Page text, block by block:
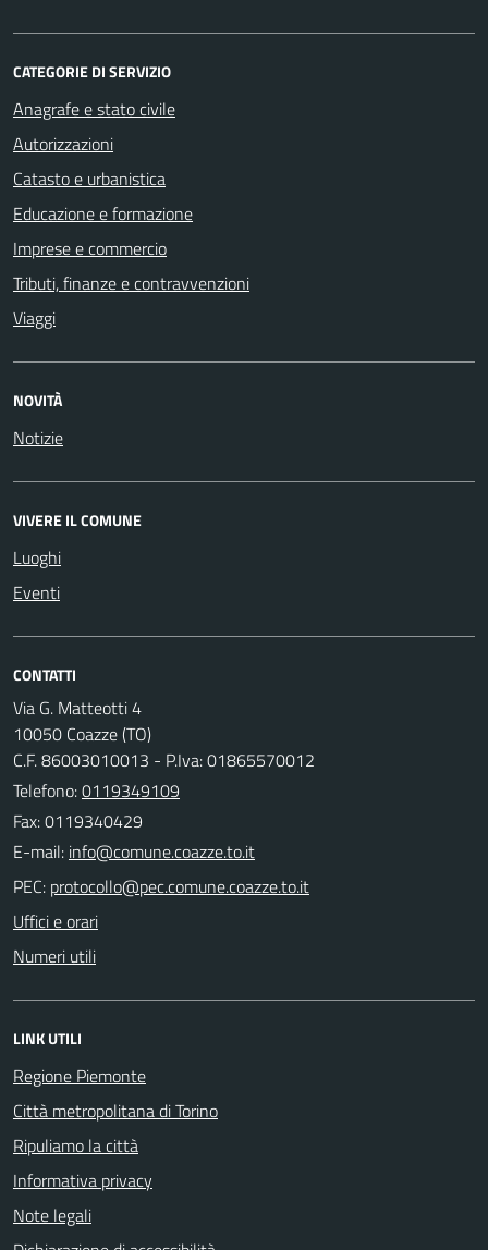
CATEGORIE DI SERVIZIO
Anagrafe e stato civile
Autorizzazioni
Catasto e urbanistica
Educazione e formazione
Imprese e commercio
Tributi, finanze e contravvenzioni
Viaggi
NOVITÀ
Notizie
VIVERE IL COMUNE
Luoghi
Eventi
CONTATTI
Via G. Matteotti 4
10050 Coazze (TO)
C.F. 86003010013 - P.Iva: 01865570012
Telefono:0119349109
Fax: 0119340429
E-mail:
PEC:
Uffici e orari
Numeri utili
LINK UTILI
Regione Piemonte
Città metropolitana di Torino
Ripuliamo la città
Informativa privacy
Note legali